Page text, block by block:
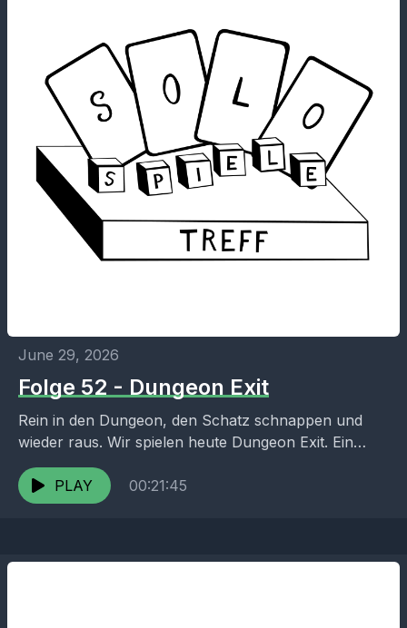
June 29, 2026
Folge 52 - Dungeon Exit
Rein in den Dungeon, den Schatz schnappen und
wieder raus. Wir spielen heute Dungeon Exit. Ein
Logik-Brettspiel solo oder zu zweit. Links: Dungeon
Exit... PLAY 00:21:45